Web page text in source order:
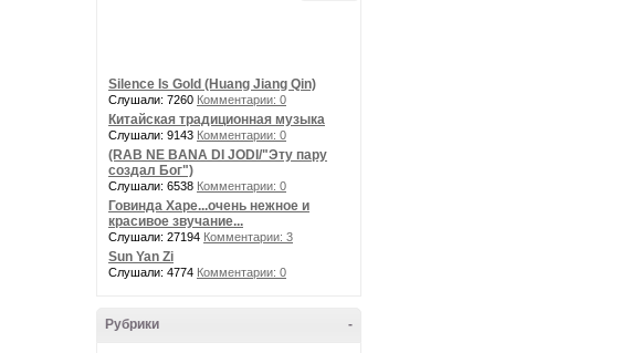
Silence Is Gold (Huang Jiang Qin)
Слушали: 7260 Комментарии: 0
Китайская традиционная музыка
Слушали: 9143 Комментарии: 0
(RAB NE BANA DI JODI/"Эту пару
создал Бог")
Слушали: 6538 Комментарии: 0
Говинда Харе...очень нежное и
красивое звучание...
Слушали: 27194 Комментарии: 3
Sun Yan Zi
Слушали: 4774 Комментарии: 0
-
Рубрики